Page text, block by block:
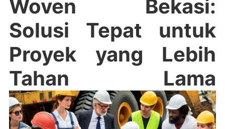
Woven Bekasi:
Solusi Tepat untuk
Proyek yang Lebih
Tahan Lama